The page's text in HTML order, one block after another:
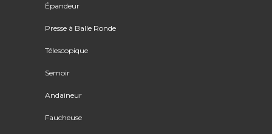
Épandeur
Presse à Balle Ronde
Télescopique
Semoir
Andaineur
Faucheuse